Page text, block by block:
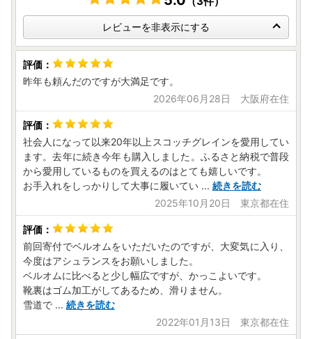
レビューを非表示にする
昨年も頼んだのですが大満足です。
2026年06月28日 大阪府在住
社会人になって以来20年以上スコッチグレインを愛用してい
ます。去年に続き今年も購入しました。ふるさと納税で普段
から愛用しているものを買えるのはとても嬉しいです。
お手入れをしっかりして大事に履いてい ... 続きを読む
2025年10月20日 東京都在住
前回寄付でベルオムをいただいたのですが、大変気に入り、
今度はアシュランスをお願いしました。
ベルオムに比べると少し幅広ですが、かっこよいです。
靴裏はゴム加工がしてあるため、滑りません。
雪道で ... 続きを読む
2022年01月13日 東京都在住